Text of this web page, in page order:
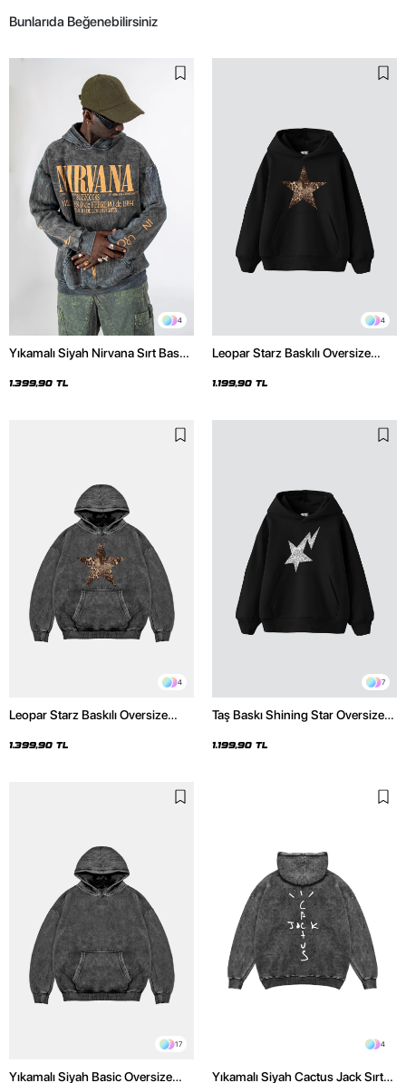
Bunlarıda Beğenebilirsiniz
4
Yıkamalı Siyah Nirvana Sırt Baskılı
1.399,90 TL
4
Leopar Starz Baskılı Oversize
1.199,90 TL
4
Leopar Starz Baskılı Oversize
Hoodie
1.399,90 TL
7
Taş Baskı Shining Star Oversize
1.199,90 TL
17
Yıkamalı Siyah Basic Oversize
4
Yıkamalı Siyah Cactus Jack Sırt